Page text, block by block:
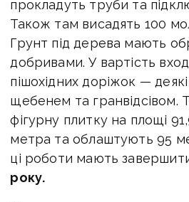
прокладуть труби та
Також там висадять 100
Грунт під дерева мають
добривами. У вартість
пішохідних доріжок —
щебенем та гранвідсівом.
фігурну плитку на площі
метра та облаштують 95
ці роботи мають
року.